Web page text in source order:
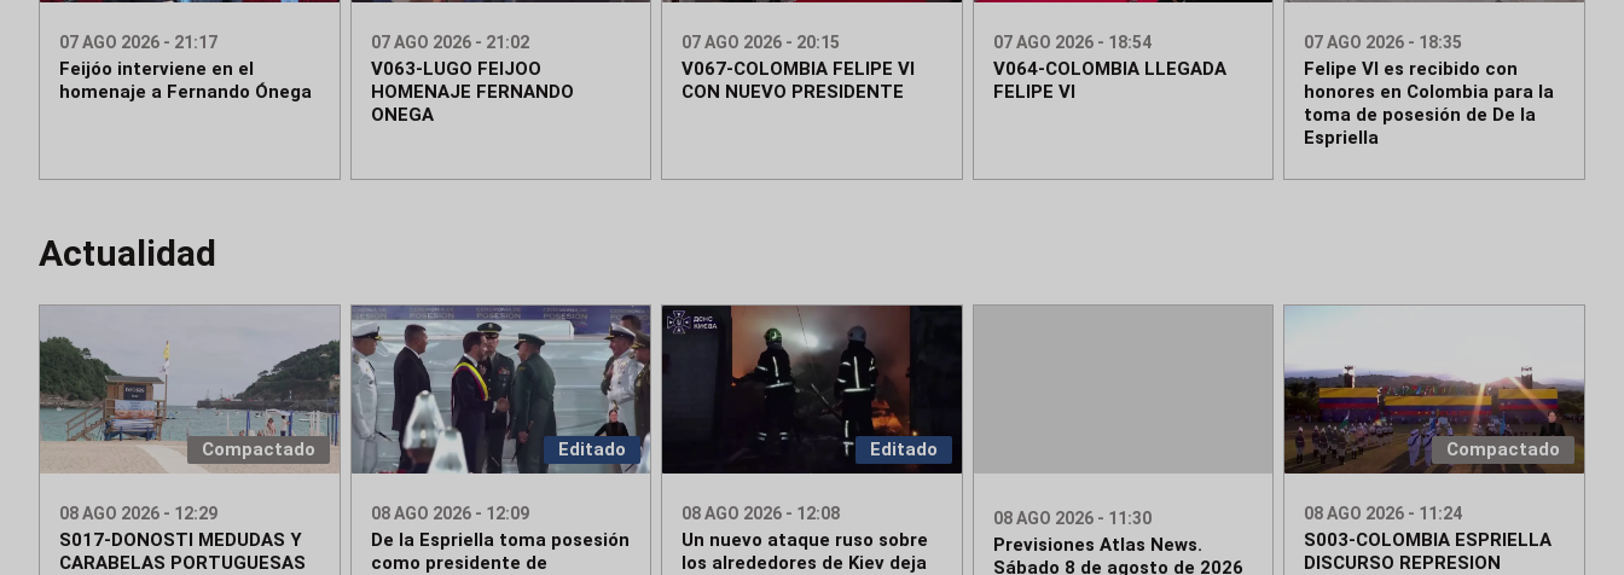
07 AGO 2026 - 21:17
Feijóo interviene en el
homenaje a Fernando Ónega
07 AGO 2026 - 21:02
V063-LUGO FEIJOO
HOMENAJE FERNANDO
ONEGA
07 AGO 2026 - 20:15
V067-COLOMBIA FELIPE VI
CON NUEVO PRESIDENTE
07 AGO 2026 - 18:54
V064-COLOMBIA LLEGADA
FELIPE VI
07 AGO 2026 - 18:35
Felipe VI es recibido con
honores en Colombia para la
toma de posesión de De la
Espriella
Actualidad
Compactado
08 AGO 2026 - 12:29
S017-DONOSTI MEDUDAS Y
CARABELAS PORTUGUESAS
Editado
08 AGO 2026 - 12:09
De la Espriella toma posesión
como presidente de
Editado
08 AGO 2026 - 12:08
Un nuevo ataque ruso sobre
los alrededores de Kiev deja
08 AGO 2026 - 11:30
Previsiones Atlas News.
Sábado 8 de agosto de 2026
Compactado
08 AGO 2026 - 11:24
S003-COLOMBIA ESPRIELLA
DISCURSO REPRESION